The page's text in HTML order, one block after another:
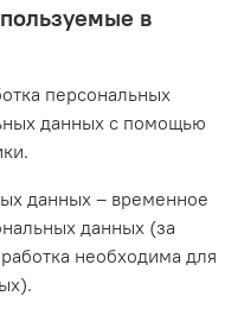
в
персональных
данных с помощью
данных – временное
данных (за
необходима для